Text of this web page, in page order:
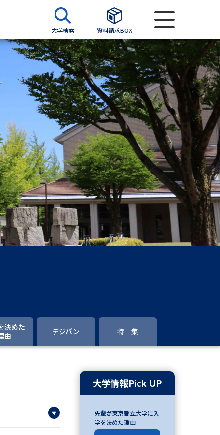
大学検索 資料請求BOX
資料検索
書
願書
過去問題集
留学・進学関連、塾・予備校
の請求
高等学校卒業程度認定試験
大学検索
度特集
デジタルパンフレット
決めた
由
デジパン 特 集
大学情報Pick UP
先輩が東京都立大学に入
学を決めた理由